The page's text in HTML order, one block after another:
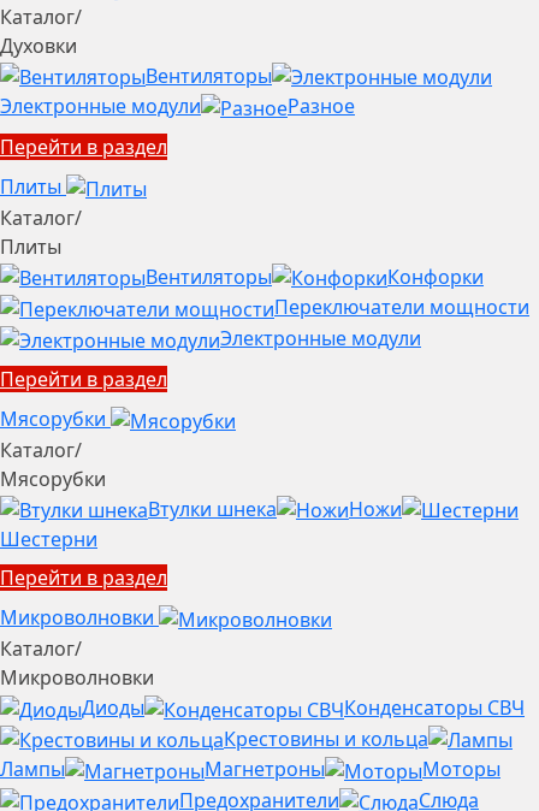
Каталог/
Духовки
Вентиляторы
Электронные модули
Разное
Перейти в раздел
Плиты
Каталог/
Плиты
Вентиляторы
Конфорки
Переключатели мощности
Электронные модули
Перейти в раздел
Мясорубки
Каталог/
Мясорубки
Втулки шнека
Ножи
Шестерни
Перейти в раздел
Микроволновки
Каталог/
Микроволновки
Диоды
Конденсаторы СВЧ
Крестовины и кольца
Лампы
Магнетроны
Моторы
Предохранители
Слюда